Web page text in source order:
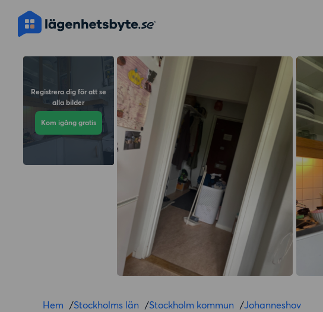
Registrera dig för att se
alla bilder
Kom igång gratis
Hem /Stockholms län /Stockholm kommun /Johanneshov